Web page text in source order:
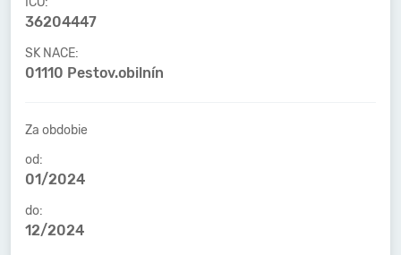
36204447
SK NACE:
01110 Pestov.obilnín
Za obdobie
od:
01/2024
do:
12/2024